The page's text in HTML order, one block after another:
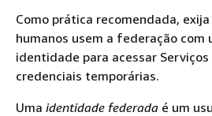
Como prática recomendada,
humanos usem a federação com
identidade para acessar Serviços
credenciais temporárias.
Uma identidade federada é um